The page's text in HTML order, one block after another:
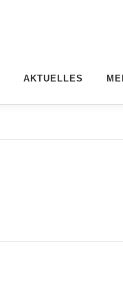
AKTUELLES